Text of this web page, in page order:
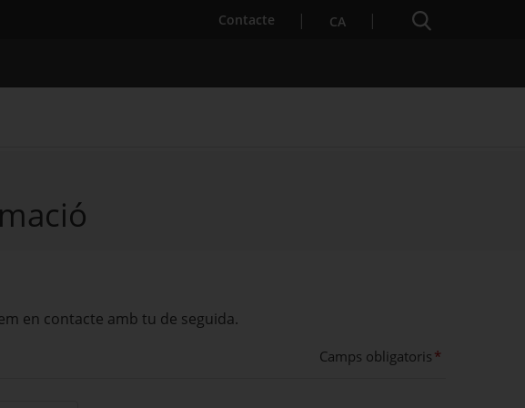
Contacte . Obre en una nova finestra.
CA Cercador
Últimes notícies
en contacte amb tu de seguida.
Camps obligatoris